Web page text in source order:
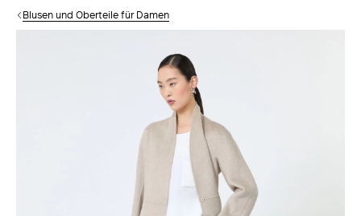
Blusen und Oberteile für Damen